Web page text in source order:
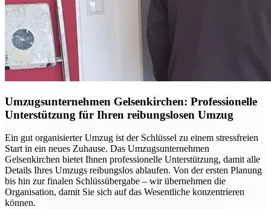
Umzugsunternehmen Gelsenkirchen: Professionelle
Unterstützung für Ihren reibungslosen Umzug
Ein gut organisierter Umzug ist der Schlüssel zu einem stressfreien
Start in ein neues Zuhause. Das Umzugsunternehmen
Gelsenkirchen bietet Ihnen professionelle Unterstützung, damit alle
Details Ihres Umzugs reibungslos ablaufen. Von der ersten Planung
bis hin zur finalen Schlüssübergabe – wir übernehmen die
Organisation, damit Sie sich auf das Wesentliche konzentrieren
können.